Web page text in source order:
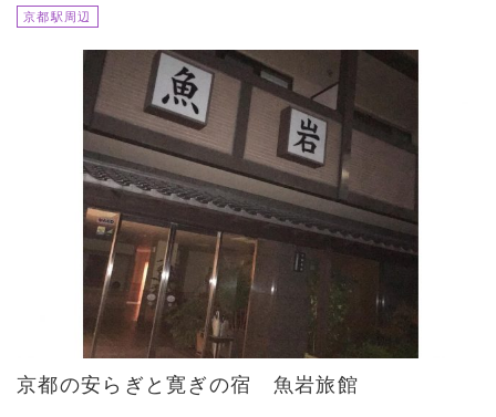
京都駅周辺
京都の安らぎと寛ぎの宿 魚岩旅館